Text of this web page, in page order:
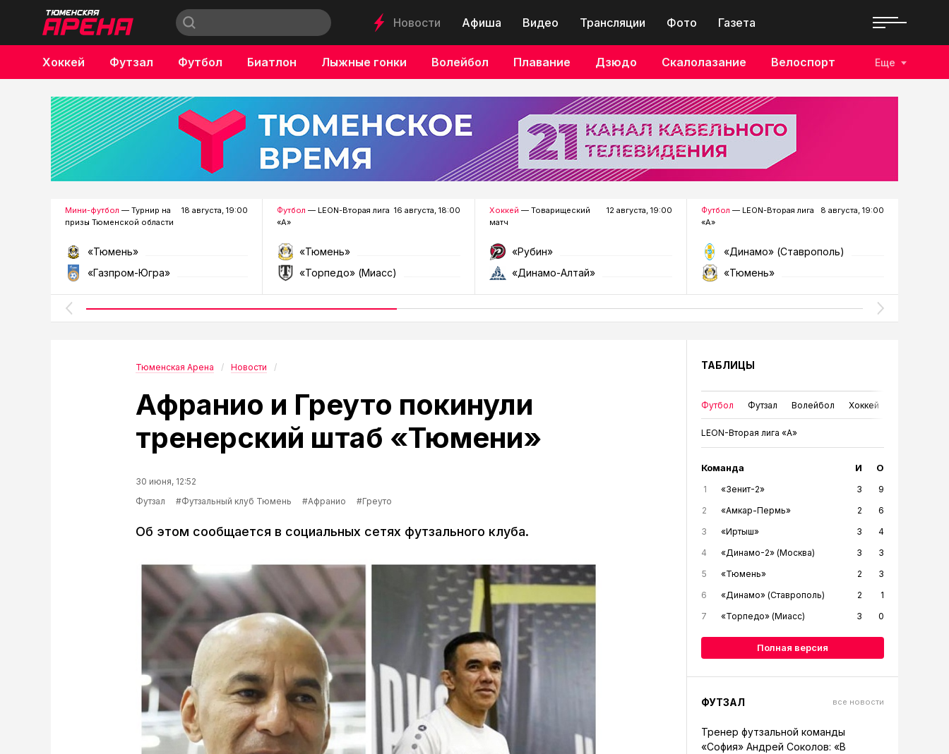
Новости Афиша Видео Трансляции Фото Газета
Хоккей Футзал Футбол Биатлон Лыжные гонки Волейбол Плавание Дзюдо Скалолазание Велоспорт
Бокс
Еще
Мини-футбол — Турнир на
призы Тюменской области
18 августа, 19:00
«Тюмень»
«Газпром-Югра»
Футбол — LEON-Вторая лига
«А»
16 августа, 18:00
«Тюмень»
«Торпедо» (Миасс)
Хоккей — Товарищеский
матч
12 августа, 19:00
«Рубин»
«Динамо-Алтай»
Футбол — LEON-Вторая лига
«А»
8 августа, 19:00
«Динамо» (Ставрополь)
«Тюмень»
Тюменская Арена Новости
Афранио и Греуто покинули
тренерский штаб «Тюмени»
30 июня, 12:52
Футзал
#Футзальный клуб Тюмень #Афранио #Греуто
Об этом сообщается в социальных сетях футзального клуба.
ТАБЛИЦЫ
Футбол Футзал Волейбол Хоккей
LEON-Вторая лига «А»
Команда И О
1 «Зенит-2» 3
9
2
«Амкар-Пермь» 2
6
3
«Иртыш» 3
4
4
«Динамо-2» (Москва) 3
3
5
«Тюмень» 2
3
6
«Динамо» (Ставрополь) 2
1
7
«Торпедо» (Миасс) 3 0
Полная версия
ФУТЗАЛ все новости
Тренер футзальной команды
«София» Андрей Соколов: «В